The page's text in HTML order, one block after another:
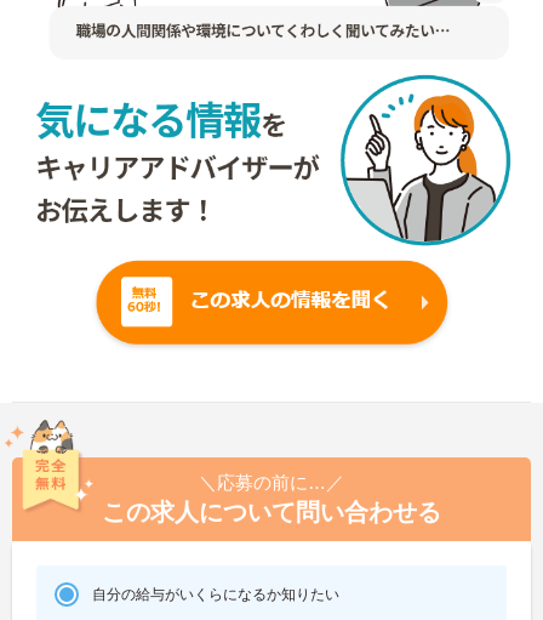
＼応募の前に…／
この求人について問い合わせる
自分の給与がいくらになるか知りたい